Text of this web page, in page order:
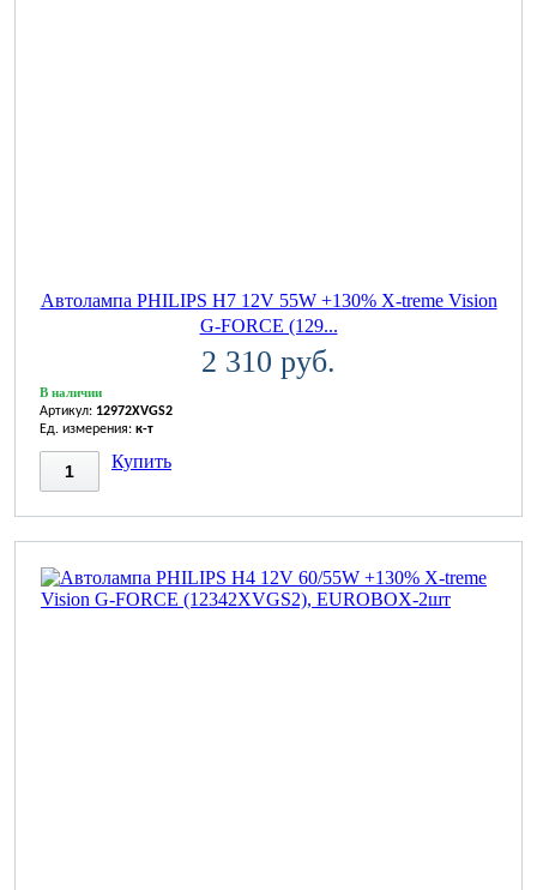
Автолампа PHILIPS H7 12V 55W +130% X-treme Vision
G-FORCE (129...
2 310 руб.
В наличии
Артикул: 12972XVGS2
Ед. измерения: к-т
Купить